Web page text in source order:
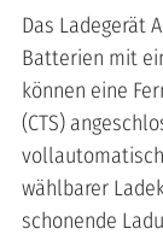
Das Ladegerät
Batterien mit
können eine
(CTS)
wählbarer
schonende